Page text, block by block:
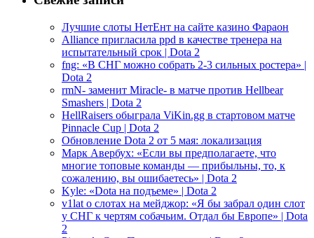
Лучшие слоты НетЕнт на сайте казино Фараон
Alliance пригласила ppd в качестве тренера на
испытательный срок | Dota 2
fng: «В СНГ можно собрать 2-3 сильных ростера» |
Dota 2
rmN- заменит Miracle- в матче против Hellbear
Smashers | Dota 2
HellRaisers обыграла ViKin.gg в стартовом матче
Pinnacle Cup | Dota 2
Обновление Dota 2 от 5 мая: локализация
Марк Авербух: «Если вы предполагаете, что
многие топовые команды — прибыльны, то, к
сожалению, вы ошибаетесь» | Dota 2
Kyle: «Dota на подъеме» | Dota 2
v1lat о слотах на мейджор: «Я бы забрал один слот
у СНГ к чертям собачьим. Отдал бы Европе» | Dota
2